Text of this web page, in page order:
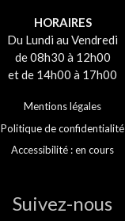
HORAIRES
Du Lundi au Vendredi
de 08h30 à 12h00
et de 14h00 à 17h00
Mentions légales
Politique de confidentialité
Accessibilité : en cours
Suivez-nous